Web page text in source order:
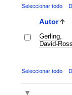
Seleccionar todo
Autor
Gerling,
David-Ross
Seleccionar todo